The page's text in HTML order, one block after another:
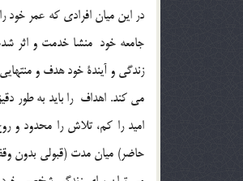
در اين ميان افرادي كه عمر خود
جامعه خود منشا خدمت و اثر
زندگي و آيندة خود هدف و
مي كند. اهداف را بايد به طور
اميد را كم، تلاش را محدود و
حاضر) ميان مدت (قبولي بدون